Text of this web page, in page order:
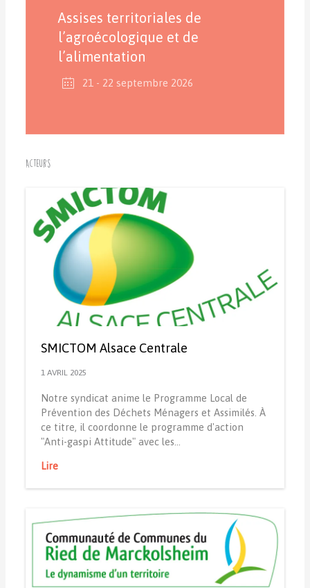
Assises territoriales de
l’agroécologique et de
l’alimentation
21 - 22 septembre 2026
Acteurs
SMICTOM Alsace Centrale
1 AVRIL 2025
Notre syndicat anime le Programme Local de
Prévention des Déchets Ménagers et Assimilés. À
ce titre, il coordonne le programme d'action
"Anti-gaspi Attitude" avec les…
Lire